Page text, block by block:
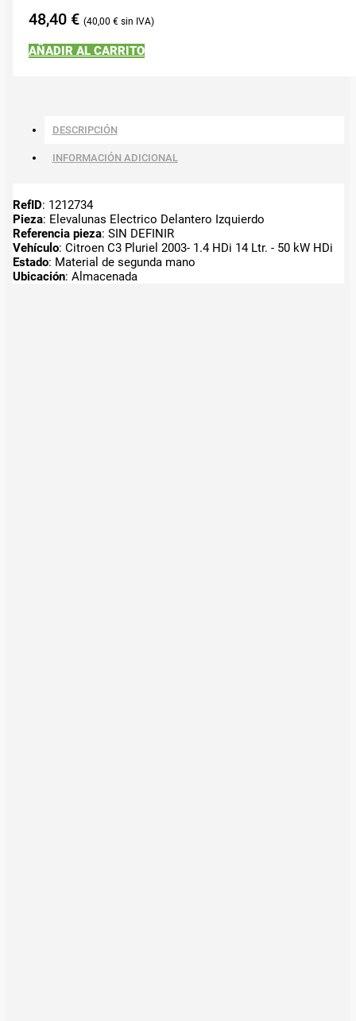
48,40 € 40,00 €
AÑADIR AL CARRITO
DESCRIPCIÓN
INFORMACIÓN ADICIONAL
RefID: 1212734
Pieza: Elevalunas Electrico Delantero Izquierdo
Referencia pieza: SIN DEFINIR
Vehículo: Citroen C3 Pluriel 2003- 1.4 HDi 14 Ltr. - 50 kW HDi
Estado: Material de segunda mano
Ubicación: Almacenada